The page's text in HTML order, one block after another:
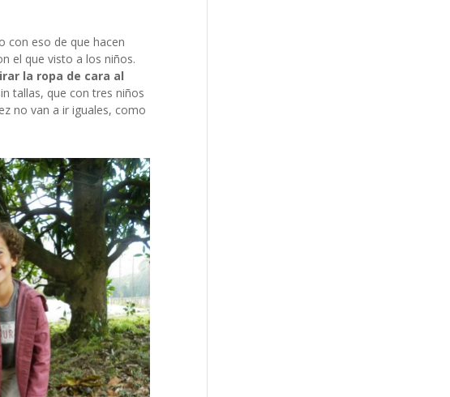
con eso de que hacen
el que visto a los niños.
la ropa de cara al
tallas, que con tres niños
no van a ir iguales, como